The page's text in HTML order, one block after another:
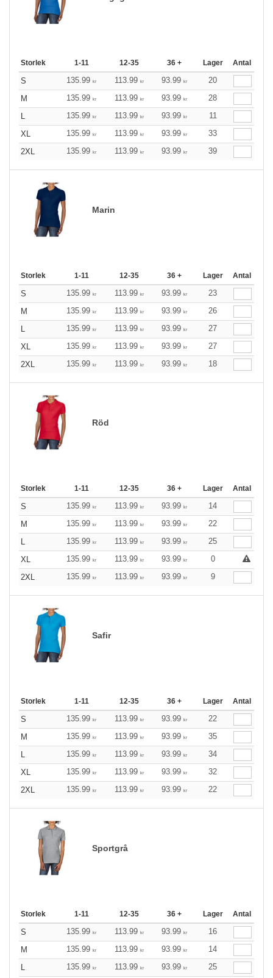
Storlek 1-11 12-35 36 + Lager Antal
S 135.99 kr 113.99 kr 93.99 kr
20
M
135.99 kr 113.99 kr 93.99 kr
28
L
135.99 kr 113.99 kr 93.99 kr
11
XL
135.99 kr 113.99 kr 93.99 kr
33
2XL
135.99 kr 113.99 kr 93.99 kr 39
Marin
Storlek 1-11 12-35 36 + Lager Antal
S 135.99 kr 113.99 kr 93.99 kr
23
M
135.99 kr 113.99 kr 93.99 kr
26
L
135.99 kr 113.99 kr 93.99 kr
27
XL
135.99 kr 113.99 kr 93.99 kr
27
2XL
135.99 kr 113.99 kr 93.99 kr 18
Röd
Storlek 1-11 12-35 36 + Lager Antal
S 135.99 kr 113.99 kr 93.99 kr
14
M
135.99 kr 113.99 kr 93.99 kr
22
L
135.99 kr 113.99 kr 93.99 kr
25
XL
135.99 kr 113.99 kr 93.99 kr
0
2XL
135.99 kr 113.99 kr 93.99 kr 9
Safir
Storlek 1-11 12-35 36 + Lager Antal
S 135.99 kr 113.99 kr 93.99 kr
22
M
135.99 kr 113.99 kr 93.99 kr
35
L
135.99 kr 113.99 kr 93.99 kr
34
XL
135.99 kr 113.99 kr 93.99 kr
32
2XL
135.99 kr 113.99 kr 93.99 kr 22
Sportgrå
Storlek 1-11 12-35 36 + Lager Antal
S 135.99 kr 113.99 kr 93.99 kr
16
M
135.99 kr 113.99 kr 93.99 kr
14
L
135.99 kr 113.99 kr 93.99 kr
25